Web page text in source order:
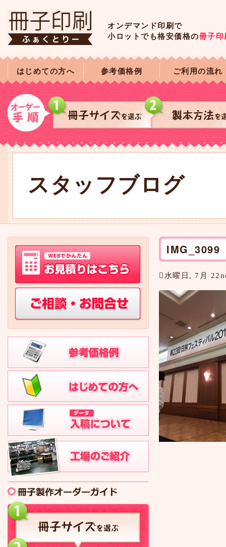
オンデマンド印刷で
小ロットでも格安価格の冊子
はじめての方へ 参考価格例 ご利用の流れ
スタッフブログ
IMG_3099
水曜日, 7月